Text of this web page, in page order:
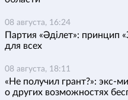
08 августа, 16:24
Партия «Әділет»: принцип
для всех
08 августа, 18:11
«Не получил грант?»: экс-
о других возможностях